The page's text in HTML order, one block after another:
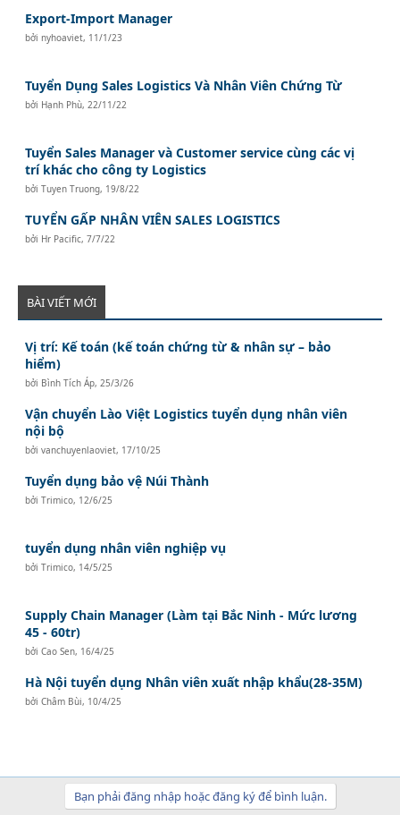
Export-Import Manager
bởinyhoaviet, 11/1/23
Tuyển Dụng Sales Logistics Và Nhân Viên Chứng Từ
bởi Hạnh Phù, 22/11/22
Tuyển Sales Manager và Customer service cùng các vị
trí khác cho công ty Logistics
bởiTuyen Truong, 19/8/22
TUYỂN GẤP NHÂN VIÊN SALES LOGISTICS
bởi Hr Pacific,7/7/22
BÀI VIẾT MỚI
Vị trí: Kế toán (kế toán chứng từ & nhân sự – bảo
hiểm)
bởi Bình Tích Áp, 25/3/26
Vận chuyển Lào Việt Logistics tuyển dụng nhân viên
nội bộ
bởivanchuyenlaoviet, 17/10/25
Tuyển dụng bảo vệ Núi Thành
bởiTrimico, 12/6/25
tuyển dụng nhân viên nghiệp vụ
bởiTrimico, 14/5/25
Supply Chain Manager (Làm tại Bắc Ninh - Mức lương
45 - 60tr)
bởiCao Sen, 16/4/25
Hà Nội tuyển dụng Nhân viên xuất nhập khẩu(28-35M)
bởiChâm Bùi, 10/4/25
Bạn phải đăng nhập hoặc đăng ký để bình luận.